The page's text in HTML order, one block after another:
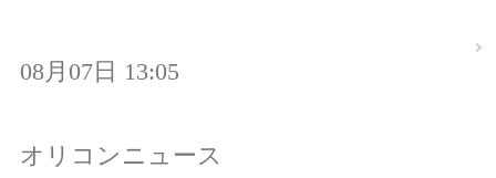
08月07日 13:05
オリコンニュース